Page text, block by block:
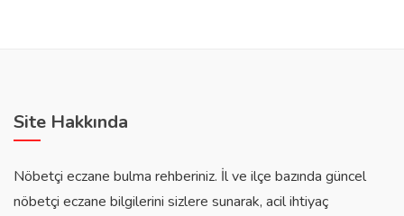
Site Hakkında
Nöbetçi eczane bulma rehberiniz. İl ve ilçe bazında güncel
nöbetçi eczane bilgilerini sizlere sunarak, acil ihtiyaç